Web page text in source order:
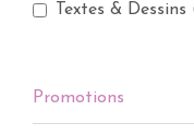
Textes & Dessins
Promotions